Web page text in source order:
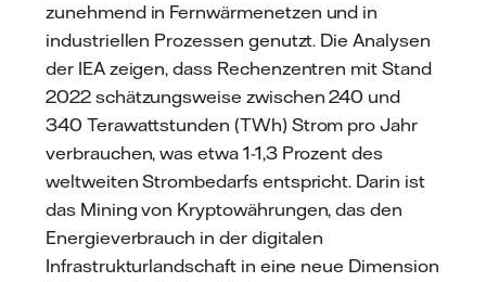
zunehmend in Fernwärmenetzen und in
industriellen Prozessen genutzt. Die Analysen
der IEA zeigen, dass Rechenzentren mit Stand
2022 schätzungsweise zwischen 240 und
340 Terawattstunden (TWh) Strom pro Jahr
verbrauchen, was etwa 1-1,3 Prozent des
weltweiten Strombedarfs entspricht. Darin ist
das Mining von Kryptowährungen, das den
Energieverbrauch in der digitalen
Infrastrukturlandschaft in eine neue Dimension